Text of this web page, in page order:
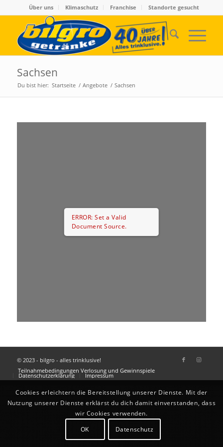
Über uns Klimaschutz Franchise Standorte gesucht
Sachsen
Du bist hier: Startseite / Angebote / Sachsen
ERROR: Set a Valid
Document Source.
© 2023 - bilgro - alles trinklusive!
Teilnahmebedingungen Verlosung und Gewinnspiele
Datenschutzerklärung Impressum
Cookies erleichtern die Bereitstellung unserer Dienste. Mit der
Nutzung unserer Dienste erklärst du dich damit einverstanden, dass
wir Cookies verwenden.
OK
Datenschutz